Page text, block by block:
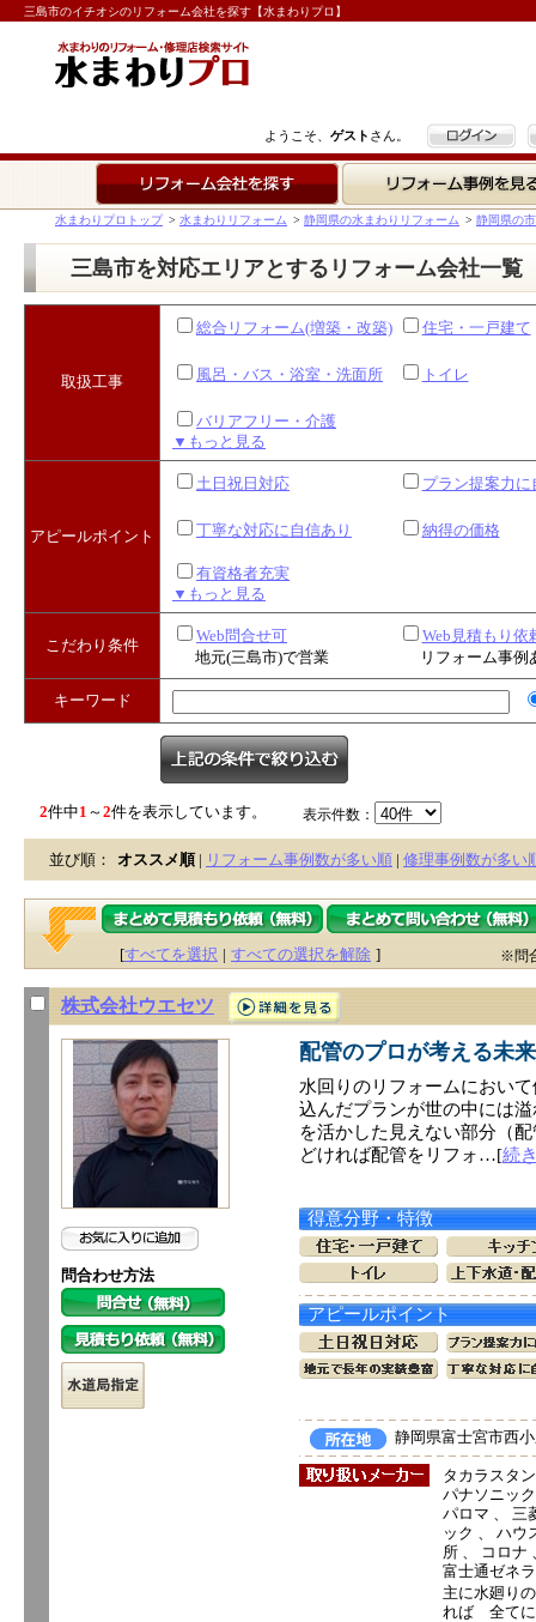
三島市のイチオシのリフォーム会社を探す【水まわりプロ】
ようこそ、 ゲスト さん。 ログイン
リフォーム事例を見る
水まわりプロトップ > 水まわりリフォーム > 静岡県の水まわりリフォーム > 静岡県の
三島市を対応エリアとするリフォーム会社一覧
取扱工事
総合リフォーム(増築・改築) 住宅・一戸建て
風呂・バス・浴室・洗面所 トイレ
バリアフリー・介護
▼もっと見る
アピールポイント
土日祝日対応 プラン提案力に
丁寧な対応に自信あり 納得の価格
有資格者充実
▼もっと見る
こだわり条件
Web問合せ可
Web見積もり依
地元(三島市)で営業
リフォーム事例
キーワード
2件中1 ～2件を表示しています。 表示件数：
並び順： オススメ順 | リフォーム事例数が多い順 | 修理事例数が多い
[すべてを選択 | すべての選択を解除 ] ※問
株式会社ウエセツ
問合わせ方法
配管のプロが考える未
水回りのリフォームにおい
込んだプランが世の中には
を活かした見えない部分（
どければ配管をリフォ…[続
得意分野・特徴
アピールポイント
静岡県富士宮市西
タカラスタ
パナソニッ
パロマ 、 三
ック 、 ハウ
所 、 コロナ
富士通ゼネ
主に水廻り
れば 全てに